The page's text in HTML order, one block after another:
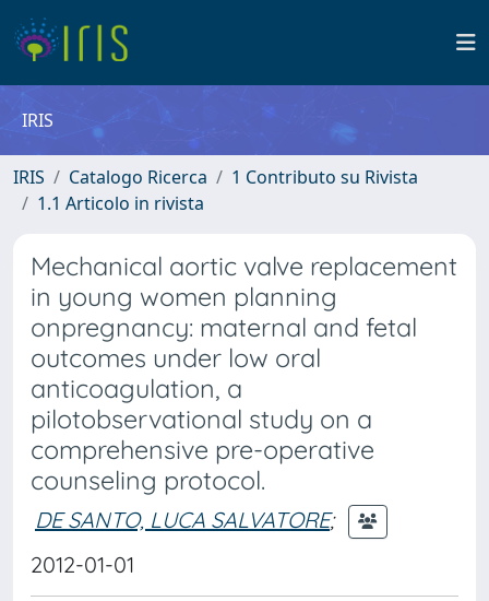
IRIS
IRIS Catalogo Ricerca
1 Contributo su Rivista
1.1 Articolo in rivista
Mechanical aortic valve replacement
in young women planning
onpregnancy: maternal and fetal
outcomes under low oral
anticoagulation, a
pilotobservational study on a
comprehensive pre-operative
counseling protocol.
DE SANTO, LUCA SALVATORE;
2012-01-01